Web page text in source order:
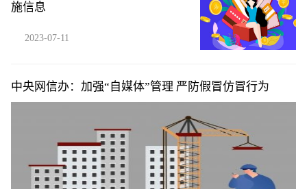
施信息
2023-07-11
中央网信办：加强“自媒体”管理 严防假冒仿冒行为